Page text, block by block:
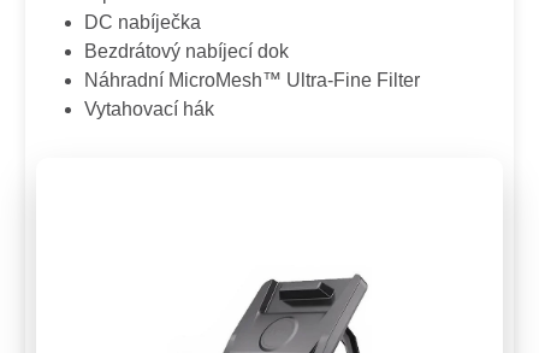
DC nabíječka
Bezdrátový nabíjecí dok
Náhradní MicroMesh™ Ultra-Fine Filter
Vytahovací hák